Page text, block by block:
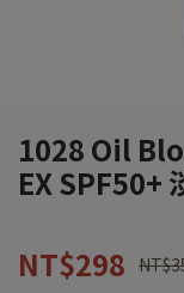
1028 Oil
EX SPF50+
NT$298